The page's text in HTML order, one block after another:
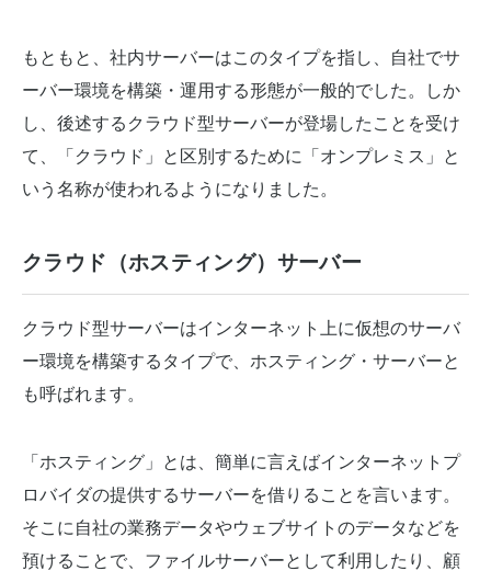
もともと、社内サーバーはこのタイプを指し、自社でサ
ーバー環境を構築・運用する形態が一般的でした。しか
し、後述するクラウド型サーバーが登場したことを受け
て、「クラウド」と区別するために「オンプレミス」と
いう名称が使われるようになりました。
クラウド（ホスティング）サーバー
クラウド型サーバーはインターネット上に仮想のサーバ
ー環境を構築するタイプで、ホスティング・サーバーと
も呼ばれます。
「ホスティング」とは、簡単に言えばインターネットプ
ロバイダの提供するサーバーを借りることを言います。
そこに自社の業務データやウェブサイトのデータなどを
預けることで、ファイルサーバーとして利用したり、顧